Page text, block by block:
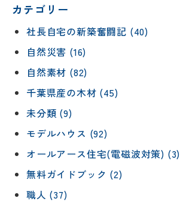
カテゴリー
社長自宅の新築奮闘記 (40)
自然災害 (16)
自然素材 (82)
千葉県産の木材 (45)
未分類 (9)
モデルハウス (92)
オールアース住宅(電磁波対策) (3)
無料ガイドブック (2)
職人 (37)